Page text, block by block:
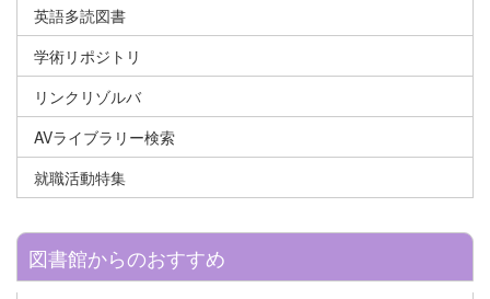
英語多読図書
学術リポジトリ
リンクリゾルバ
AVライブラリー検索
就職活動特集
図書館からのおすすめ